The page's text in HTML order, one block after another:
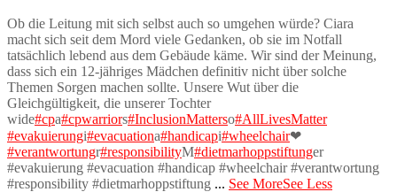
Ob die Leitung mit sich selbst auch so umgehen würde? Ciara
macht sich seit dem Mord viele Gedanken, ob sie im Notfall
tatsächlich lebend aus dem Gebäude käme. Wir sind der Meinung,
dass sich ein 12-jähriges Mädchen definitiv nicht über solche
Themen Sorgen machen sollte. Unsere Wut über die
Gleichgültigkeit, die unserer Tochter
wide#cpa#cpwarriors#InclusionMatterso#AllLivesMatter
#evakuierungi#evacuationa#handicapi#wheelchair❤
#verantwortungr#responsibilityM#dietmarhoppstiftunger
#evakuierung #evacuation #handicap #wheelchair #verantwortung
#responsibility #dietmarhoppstiftung ... See MoreSee Less